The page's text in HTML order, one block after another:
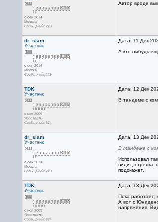
с сен 2014
Москва
Сообщений: 229
Автор вроде
dr_slam
Участник
с сен 2014
Москва
Сообщений: 229
Дата: 11 Дек
А кто нибудь
TDK
Участник
с ноя 2009
Ярославль
Сообщений: 874
Дата: 12 Дек
В тандеме с
dr_slam
Участник
с сен 2014
Москва
Сообщений: 229
Дата: 13 Дек
В тандеме с
Использовал
видит, стрелка
подскажет.
TDK
Участник
с ноя 2009
Ярославль
Сообщений: 874
Дата: 13 Дек
Пока работает,
А вот с
напряжения.